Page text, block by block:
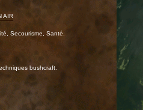
AIR
Secourisme, Santé.
bushcraft.